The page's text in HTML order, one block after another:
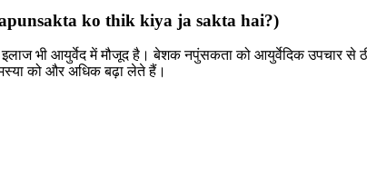
ko thik kiya ja sakta hai?)
इलाज भी आयुर्वेद में मौजूद है। बेशक नपुंसकता को आयुर्वेदिक
को और अधिक बढ़ा लेते हैं।